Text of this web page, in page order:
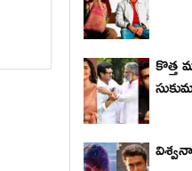
కొత్త